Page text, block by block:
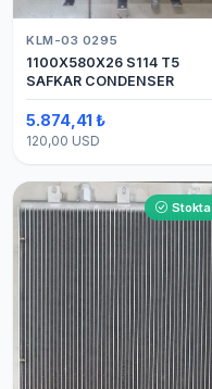
KLM-03 0295
1100X580X26 S114 T5
SAFKAR CONDENSER
5.874,41 ₺
120,00 USD
Stokta